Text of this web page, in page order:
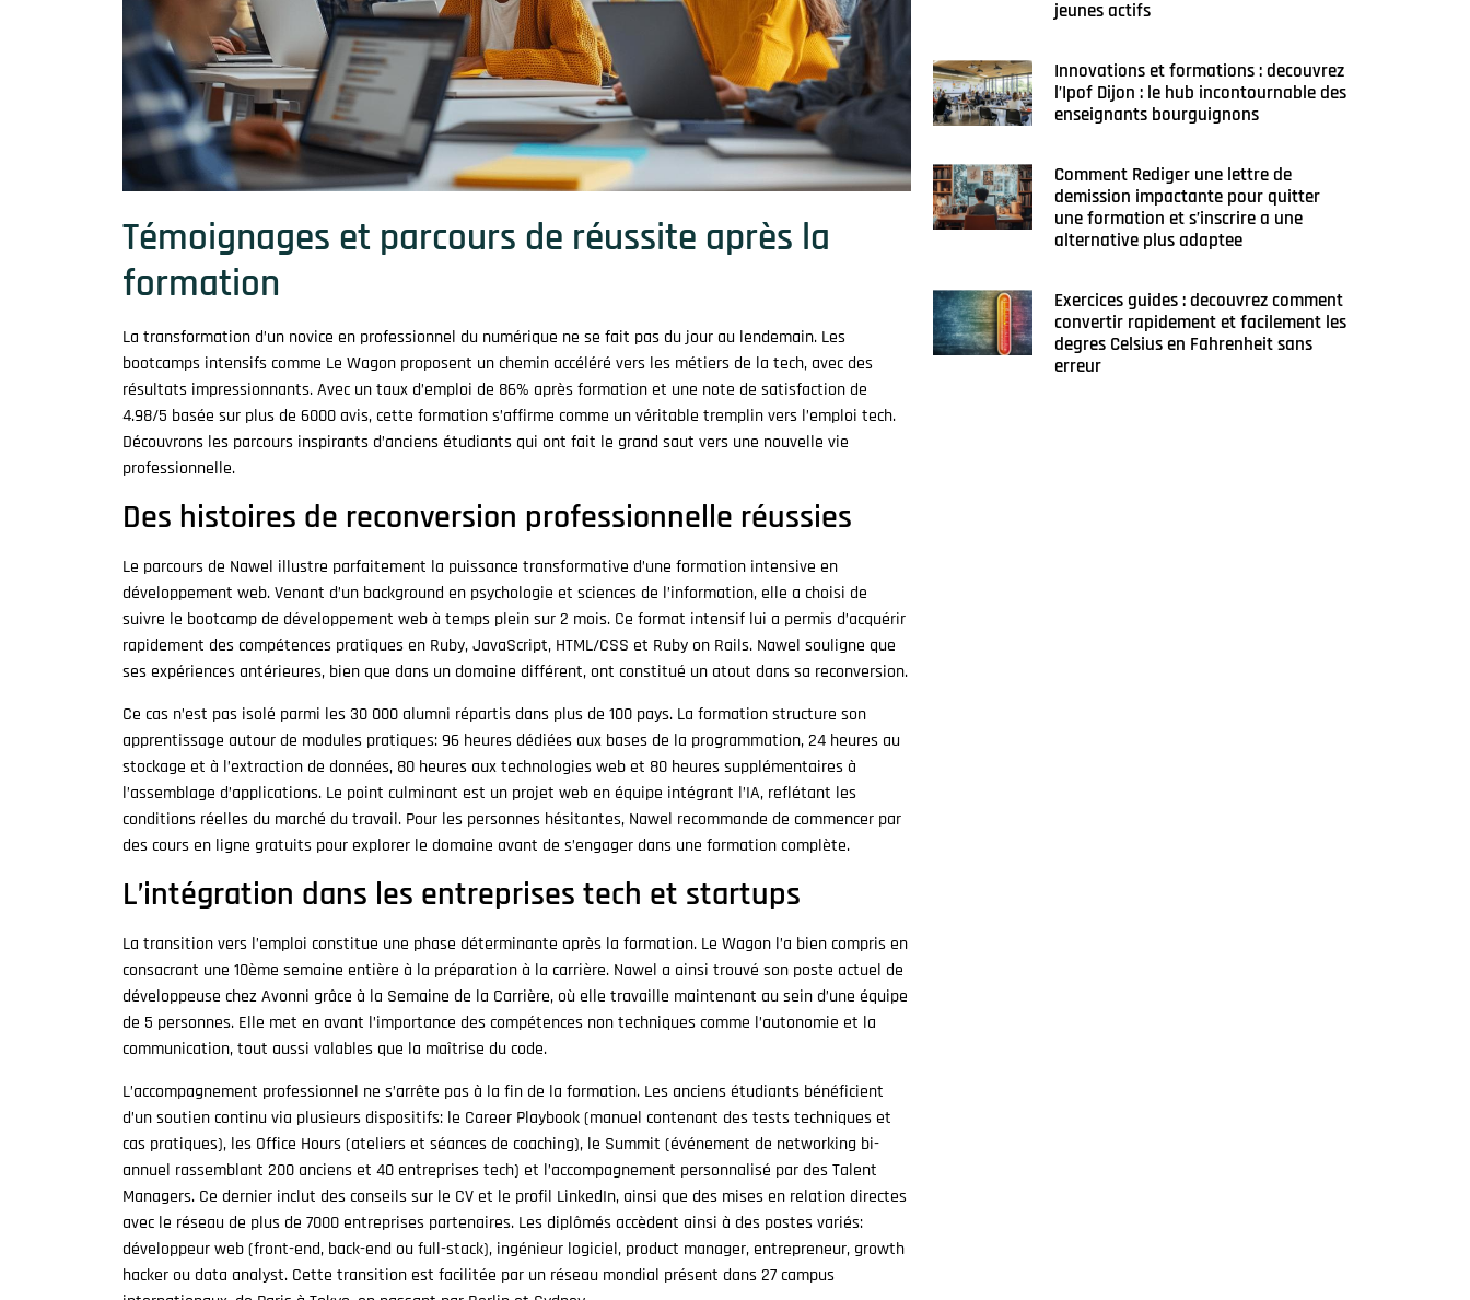
Témoignages et parcours de réussite après la
formation
La transformation d’un novice en professionnel du numérique ne se fait pas du jour au lendemain. Les
bootcamps intensifs comme Le Wagon proposent un chemin accéléré vers les métiers de la tech, avec des
résultats impressionnants. Avec un taux d’emploi de 86% après formation et une note de satisfaction de
4.98/5 basée sur plus de 6000 avis, cette formation s’affirme comme un véritable tremplin vers l’emploi tech.
Découvrons les parcours inspirants d’anciens étudiants qui ont fait le grand saut vers une nouvelle vie
professionnelle.
Des histoires de reconversion professionnelle réussies
Le parcours de Nawel illustre parfaitement la puissance transformative d’une formation intensive en
développement web. Venant d’un background en psychologie et sciences de l’information, elle a choisi de
suivre le bootcamp de développement web à temps plein sur 2 mois. Ce format intensif lui a permis d’acquérir
rapidement des compétences pratiques en Ruby, JavaScript, HTML/CSS et Ruby on Rails. Nawel souligne que
ses expériences antérieures, bien que dans un domaine différent, ont constitué un atout dans sa reconversion.
Ce cas n’est pas isolé parmi les 30 000 alumni répartis dans plus de 100 pays. La formation structure son
apprentissage autour de modules pratiques: 96 heures dédiées aux bases de la programmation, 24 heures au
stockage et à l’extraction de données, 80 heures aux technologies web et 80 heures supplémentaires à
l’assemblage d’applications. Le point culminant est un projet web en équipe intégrant l’IA, reflétant les
conditions réelles du marché du travail. Pour les personnes hésitantes, Nawel recommande de commencer par
des cours en ligne gratuits pour explorer le domaine avant de s’engager dans une formation complète.
L’intégration dans les entreprises tech et startups
La transition vers l’emploi constitue une phase déterminante après la formation. Le Wagon l’a bien compris en
consacrant une 10ème semaine entière à la préparation à la carrière. Nawel a ainsi trouvé son poste actuel de
développeuse chez Avonni grâce à la Semaine de la Carrière, où elle travaille maintenant au sein d’une équipe
de 5 personnes. Elle met en avant l’importance des compétences non techniques comme l’autonomie et la
communication, tout aussi valables que la maîtrise du code.
L’accompagnement professionnel ne s’arrête pas à la fin de la formation. Les anciens étudiants bénéficient
d’un soutien continu via plusieurs dispositifs: le Career Playbook (manuel contenant des tests techniques et
cas pratiques), les Office Hours (ateliers et séances de coaching), le Summit (événement de networking bi-
annuel rassemblant 200 anciens et 40 entreprises tech) et l’accompagnement personnalisé par des Talent
Managers. Ce dernier inclut des conseils sur le CV et le profil LinkedIn, ainsi que des mises en relation directes
avec le réseau de plus de 7000 entreprises partenaires. Les diplômés accèdent ainsi à des postes variés:
développeur web (front-end, back-end ou full-stack), ingénieur logiciel, product manager, entrepreneur, growth
hacker ou data analyst. Cette transition est facilitée par un réseau mondial présent dans 27 campus
jeunes actifs
Innovations et formations : decouvrez
l’Ipof Dijon : le hub incontournable des
enseignants bourguignons
Comment Rediger une lettre de
demission impactante pour quitter
une formation et s’inscrire a une
alternative plus adaptee
Exercices guides : decouvrez comment
convertir rapidement et facilement les
degres Celsius en Fahrenheit sans
erreur